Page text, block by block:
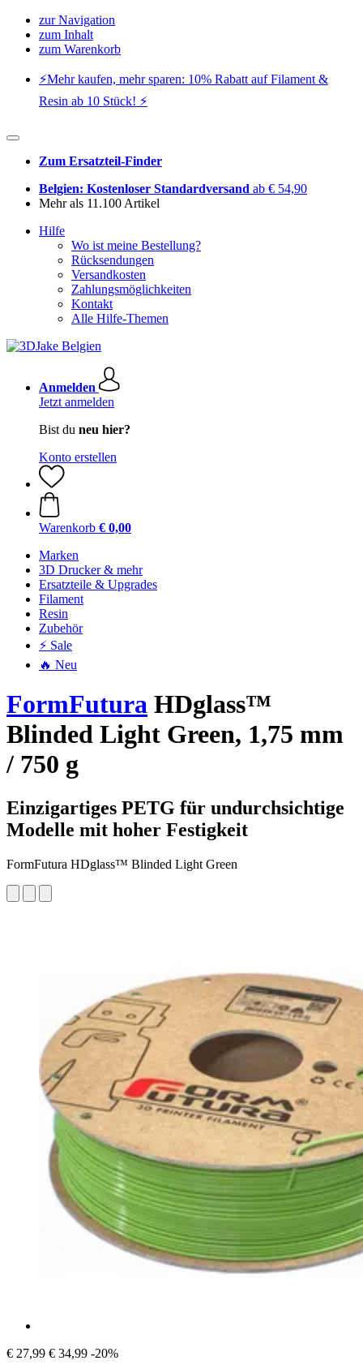
zur Navigation
zum Inhalt
zum Warenkorb
⚡️Mehr kaufen, mehr sparen: 10% Rabatt auf Filament &
Resin ab 10 Stück! ⚡️
Zum Ersatzteil-Finder
Belgien: Kostenloser Standardversand ab € 54,90
Mehr als 11.100 Artikel
Hilfe
Wo ist meine Bestellung?
Rücksendungen
Versandkosten
Zahlungsmöglichkeiten
Kontakt
Alle Hilfe-Themen
Anmelden
Jetzt anmelden
Bist du neu hier?
Konto erstellen
Warenkorb € 0,00
Marken
3D Drucker & mehr
Ersatzteile & Upgrades
Filament
Resin
Zubehör
⚡ Sale
🔥 Neu
FormFutura HDglass™
Blinded Light Green, 1,75 mm
/ 750 g
Einzigartiges PETG für undurchsichtige
Modelle mit hoher Festigkeit
FormFutura HDglass™ Blinded Light Green
€ 27,99 € 34,99 -20%